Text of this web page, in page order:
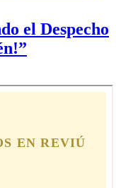
el Despecho